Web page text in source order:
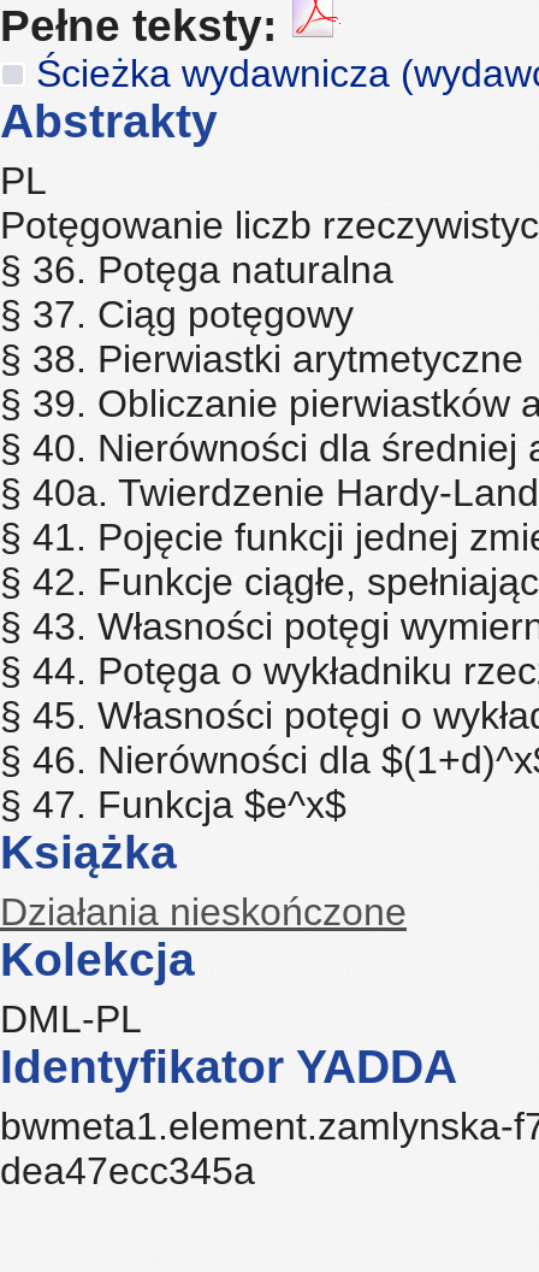
Pełne teksty:
Ścieżka wydawnicza
Abstrakty
PL
Potęgowanie liczb
§ 36. Potęga naturalna
§ 37. Ciąg potęgowy
§ 38. Pierwiastki arytmetyczne
§ 39. Obliczanie pierwiastków
§ 40. Nierówności dla
§ 40a. Twierdzenie Hardy-
§ 41. Pojęcie funkcji jednej
§ 42. Funkcje ciągłe,
§ 43. Własności potęgi
§ 44. Potęga o wykładniku
§ 45. Własności potęgi o
§ 46. Nierówności dla
§ 47. Funkcja $e^x$
Książka
Działania nieskończone
Kolekcja
DML-PL
Identyfikator YADDA
bwmeta1.element.zamlynska-
dea47ecc345a